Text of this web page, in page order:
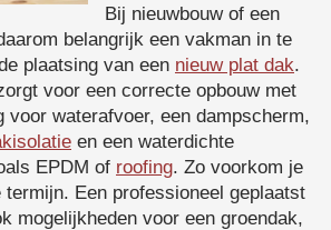
Bij nieuwbouw of een
belangrijk een vakman in te
plaatsing van een nieuw plat dak.
voor een correcte opbouw met
voor waterafvoer, een dampscherm,
en een waterdichte
EPDM of roofing. Zo voorkom je
termijn. Een professioneel geplaatst
mogelijkheden voor een groendak,